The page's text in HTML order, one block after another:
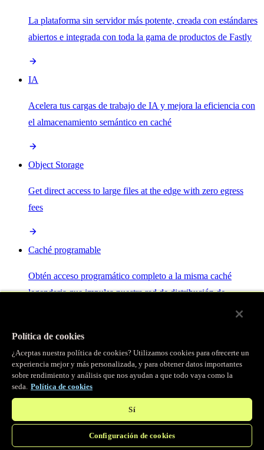
La plataforma sin servidor más potente, creada con estándares
abiertos e integrada con toda la gama de productos de Fastly
IA
Acelera tus cargas de trabajo de IA y mejora la eficiencia con
el almacenamiento semántico en caché
Object Storage
Get direct access to large files at the edge with zero egress
fees
Caché programable
Obtén acceso programático completo a la misma caché
legendaria que impulsa nuestra red de distribución de
Servidor MCP
Control por IA para tus servicios Fastly.
Política de cookies
¿Aceptas nuestra política de cookies? Utilizamos cookies para ofrecerte un
experiencia mejor y más personalizada, y para obtener datos importantes
sobre rendimiento y análisis que nos ayudan a que todo vaya como la
seda. Política de cookies
Sí
Configuración de cookies